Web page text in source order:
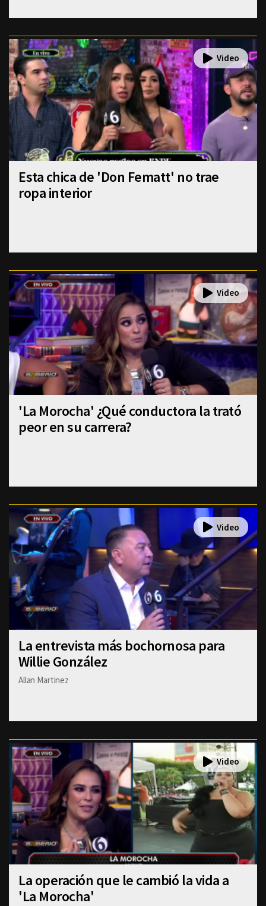
Esta chica de 'Don Fematt' no trae
ropa interior
'La Morocha' ¿Qué conductora la trató
peor en su carrera?
La entrevista más bochornosa para
Willie González
Allan Martinez
La operación que le cambió la vida a
'La Morocha'